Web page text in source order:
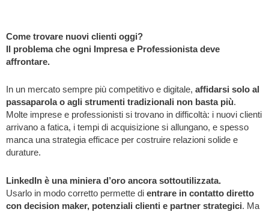
Come trovare nuovi clienti oggi?
Il problema che ogni Impresa e Professionista deve
affrontare.
In un mercato sempre più competitivo e digitale, affidarsi solo al
passaparola o agli strumenti tradizionali non basta più.
Molte imprese e professionisti si trovano in difficoltà: i nuovi clienti
arrivano a fatica, i tempi di acquisizione si allungano, e spesso
manca una strategia efficace per costruire relazioni solide e
durature.
LinkedIn è una miniera d’oro ancora sottoutilizzata.
Usarlo in modo corretto permette di entrare in contatto diretto
con decision maker, potenziali clienti e partner strategici. Ma